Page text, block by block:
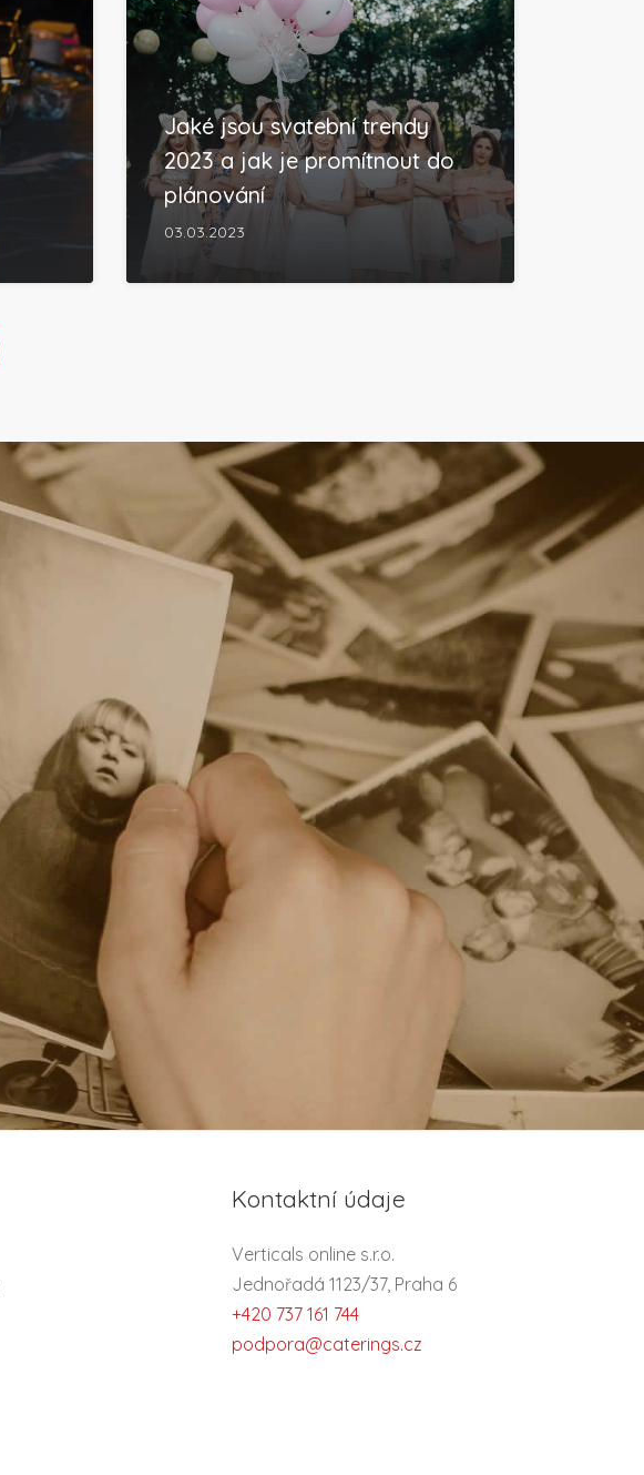
Jaké jsou svatební trendy
2023 a jak je promítnout do
plánování
03.03.2023
Kontaktní údaje
Verticals online s.r.o.
Jednořadá 1123/37, Praha 6
+420 737 161 744
podpora@caterings.cz